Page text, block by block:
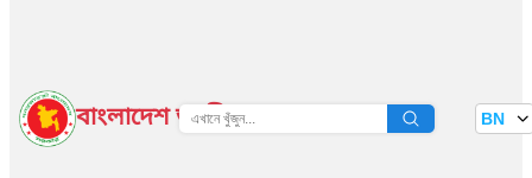
বাংলাদেশ জাতীয় তথ্য বাতায়ন BN